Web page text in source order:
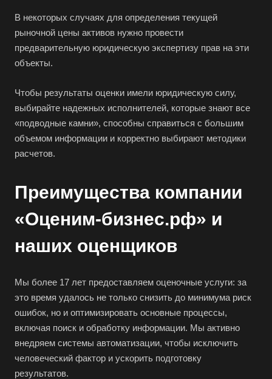
В некоторых случаях для определения текущей
рыночной цены активов нужно провести
предварительную юридическую экспертизу прав на эти
объекты.
Чтобы результаты оценки имели юридическую силу,
выбирайте надежных исполнителей, которые знают все
«подводные камни», способны справиться с большим
объемом информации и корректно выбирают методики
расчетов.
Преимущества компании
«Оценим-бизнес.рф» и
наших оценщиков
Мы более 17 лет предоставляем оценочные услуги: за
это время удалось не только снизить до минимума риск
ошибок, но и оптимизировать основные процессы,
включая поиск и обработку информации. Мы активно
внедряем системы автоматизации, чтобы исключить
человеческий фактор и ускорить подготовку
результатов.
Вологда
Волоколамск
Волосово
Вольск
Воркута
Воронеж
Воскресенск
Всеволожск
Выкса
Вязники
Вятские Поляны
Гатчина
Геленджик
Георгиевск